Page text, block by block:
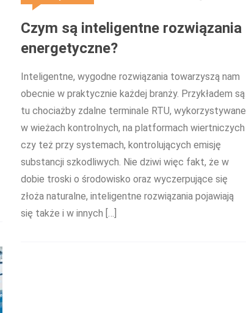
Czym są inteligentne rozwiązania
energetyczne?
Inteligentne, wygodne rozwiązania towarzyszą nam
obecnie w praktycznie każdej branży. Przykładem są
tu chociażby zdalne terminale RTU, wykorzystywane
w wieżach kontrolnych, na platformach wiertniczych
czy też przy systemach, kontrolujących emisję
substancji szkodliwych. Nie dziwi więc fakt, że w
dobie troski o środowisko oraz wyczerpujące się
złoża naturalne, inteligentne rozwiązania pojawiają
się także i w innych […]